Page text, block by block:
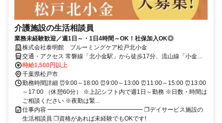
介護施設の生活相談員
業務未経験歓迎／週1日～・1日4時間～OK！社保加入OK◎
株式会社泰明館 ブルーミングケア松戸北小金
交通・アクセス 常磐線「北小金駅」から徒歩17分、流山線「小金城
趾駅」から徒歩10分 ★車・バイク通勤OK（駐車場完備）
時給1,500円以上
千葉県松戸市
勤務時間詳細 ⏰9:00～18:00 ⏰9:00～13:00 ⏰11:00～15:00 ⏰13:00
～17:00 （休憩60分） ※上記シフト内で週1日～勤務 ※日数・時間は
ご相談ください ※夜勤は緊...
仕事内容 ━━━━━━━━━━━━━━━━ ❐デイサービス施設の
生活相談員 ❐資格があれば未経験でもOKです!